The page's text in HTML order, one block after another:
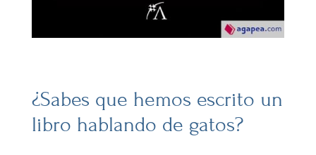
¿Sabes que hemos escrito un
libro hablando de gatos?